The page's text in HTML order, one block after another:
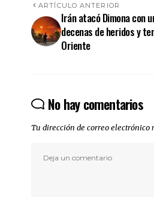
ARTÍCULO ANTERIOR
Irán atacó Dimona con
decenas de heridos y
Oriente
No hay comentarios
Tu dirección de correo electrónico